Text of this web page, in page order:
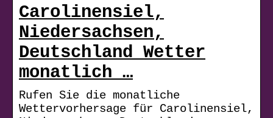
Carolinensiel,
Niedersachsen,
Deutschland Wetter
monatlich …
Rufen Sie die monatliche
Wettervorhersage für Carolinensiel,